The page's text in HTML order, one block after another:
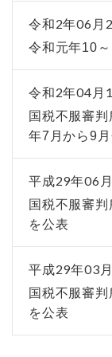
令和2年06月
令和元年10
令和2年04月
国税不服審
年7月から9
平成29年06
国税不服審
を公表
平成29年03
国税不服審
を公表